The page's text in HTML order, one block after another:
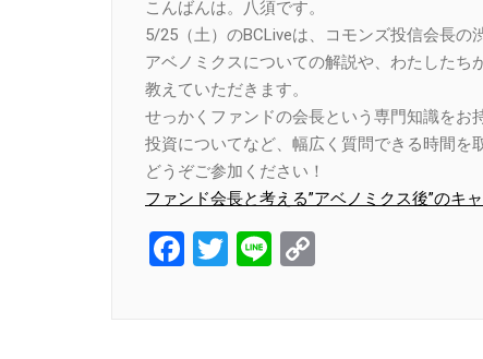
こんばんは。八須です。
5/25（土）のBCLiveは、コモンズ投信会長の
アベノミクスについての解説や、わたしたち
教えていただきます。
せっかくファンドの会長という専門知識をお
投資についてなど、幅広く質問できる時間を
どうぞご参加ください！
ファンド会長と考える”アベノミクス後”のキ
Facebook
Twitter
Line